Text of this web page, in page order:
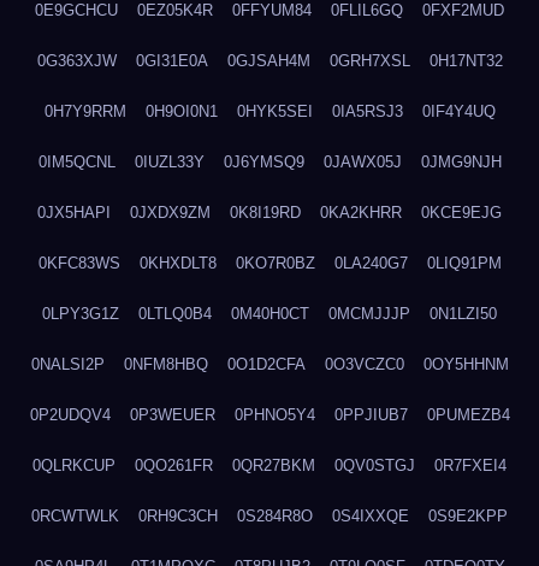
0E9GCHCU 0EZ05K4R 0FFYUM84 0FLIL6GQ 0FXF2MUD
0G363XJW 0GI31E0A 0GJSAH4M 0GRH7XSL 0H17NT32
0H7Y9RRM 0H9OI0N1 0HYK5SEI 0IA5RSJ3 0IF4Y4UQ
0IM5QCNL 0IUZL33Y 0J6YMSQ9 0JAWX05J 0JMG9NJH
0JX5HAPI 0JXDX9ZM 0K8I19RD 0KA2KHRR 0KCE9EJG
0KFC83WS 0KHXDLT8 0KO7R0BZ 0LA240G7 0LIQ91PM
0LPY3G1Z 0LTLQ0B4 0M40H0CT 0MCMJJJP 0N1LZI50
0NALSI2P 0NFM8HBQ 0O1D2CFA 0O3VCZC0 0OY5HHNM
0P2UDQV4 0P3WEUER 0PHNO5Y4 0PPJIUB7 0PUMEZB4
0QLRKCUP 0QO261FR 0QR27BKM 0QV0STGJ 0R7FXEI4
0RCWTWLK 0RH9C3CH 0S284R8O 0S4IXXQE 0S9E2KPP